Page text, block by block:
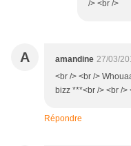
/> <br />
A amandine 27/03/
<br /> <br />
bizz ***<br /> <br />
Répondre